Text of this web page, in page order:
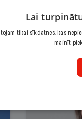
Lai
tikai sīkdatnes, kas
mainīt